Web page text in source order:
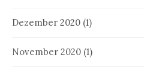
Dezember 2020 (1)
November 2020 (1)